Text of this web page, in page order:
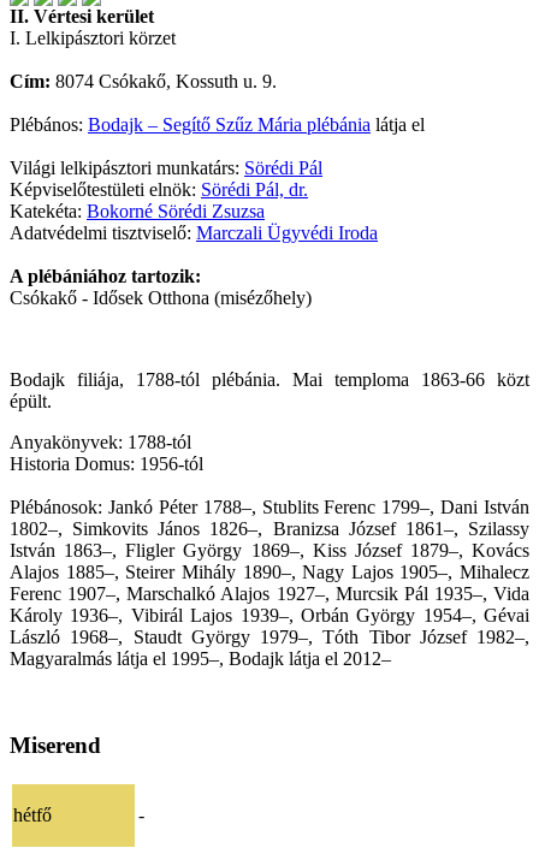
II. Vértesi kerület
I. Lelkipásztori körzet
Cím: 8074 Csókakő, Kossuth u. 9.
Plébános: Bodajk – Segítő Szűz Mária plébánia látja el
Világi lelkipásztori munkatárs: Sörédi Pál
Képviselőtestületi elnök: Sörédi Pál, dr.
Katekéta: Bokorné Sörédi Zsuzsa
Adatvédelmi tisztviselő: Marczali Ügyvédi Iroda
A plébániához tartozik:
Csókakő - Idősek Otthona (misézőhely)
Bodajk filiája, 1788-tól plébánia. Mai temploma 1863-66 közt
épült.
Anyakönyvek: 1788-tól
Historia Domus: 1956-tól
Plébánosok: Jankó Péter 1788–, Stublits Ferenc 1799–, Dani István
1802–, Simkovits János 1826–, Branizsa József 1861–, Szilassy
István 1863–, Fligler György 1869–, Kiss József 1879–, Kovács
Alajos 1885–, Steirer Mihály 1890–, Nagy Lajos 1905–, Mihalecz
Ferenc 1907–, Marschalkó Alajos 1927–, Murcsik Pál 1935–, Vida
Károly 1936–, Vibirál Lajos 1939–, Orbán György 1954–, Gévai
László 1968–, Staudt György 1979–, Tóth Tibor József 1982–,
Magyaralmás látja el 1995–, Bodajk látja el 2012–
Miserend
hétfő -